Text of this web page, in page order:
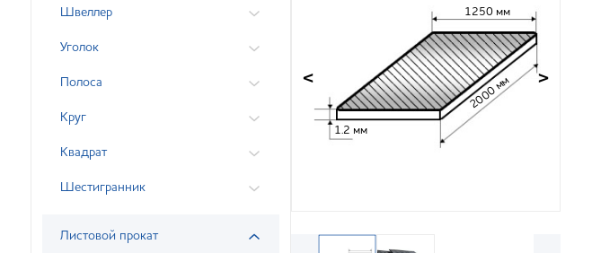
Швеллер
Уголок
Полоса
Круг
Квадрат
Шестигранник
Листовой прокат
1250 мм
2000 мм
1.2 мм
< >